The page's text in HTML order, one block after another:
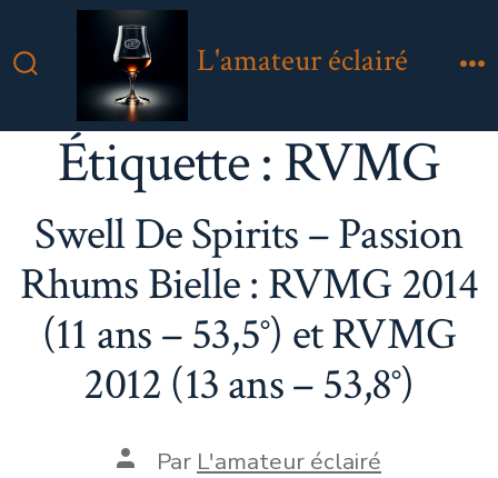
au
Bascule
Rechercher
L'amateur éclairé
Étiquette : RVMG
Swell De Spirits – Passion
Rhums Bielle : RVMG 2014
(11 ans – 53,5°) et RVMG
2012 (13 ans – 53,8°)
Auteur
Par L'amateur éclairé